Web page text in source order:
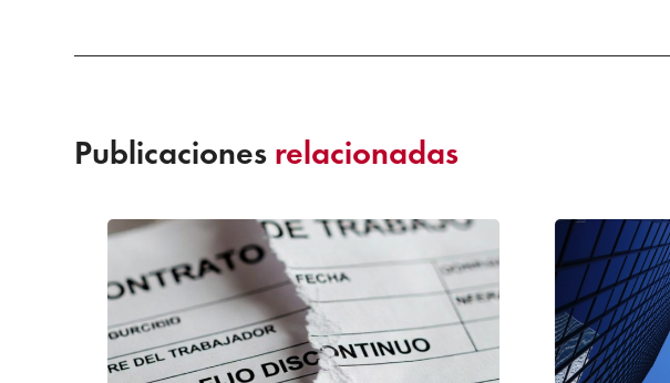
Publicaciones relacionadas